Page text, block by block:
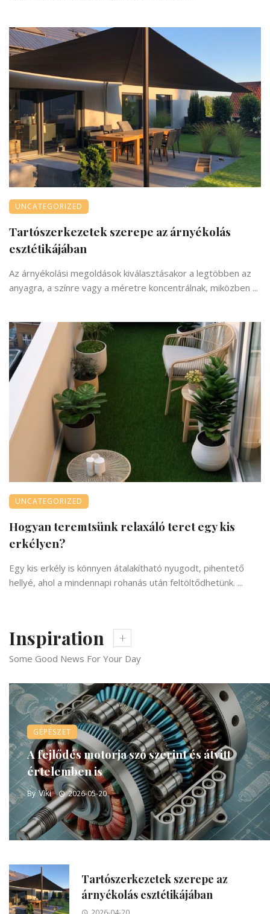
UNCATEGORIZED
Tartószerkezetek szerepe az árnyékolás
esztétikájában
Az árnyékolási megoldások kiválasztásakor a legtöbben az
anyagra, a színre vagy a méretre koncentrálnak, miközben ...
UNCATEGORIZED
Hogyan teremtsünk relaxáló teret egy kis
erkélyen?
Egy kis erkély is könnyen átalakítható nyugodt, pihentető
hellyé, ahol a mindennapi rohanás után feltöltődhetünk. ...
Inspiration
Some Good News For Your Day
GÉPÉSZET
A fejlődés motorja szó szerint és átvitt
értelemben is
ByViki 2026-05-20
Tartószerkezetek szerepe az
árnyékolás esztétikájában